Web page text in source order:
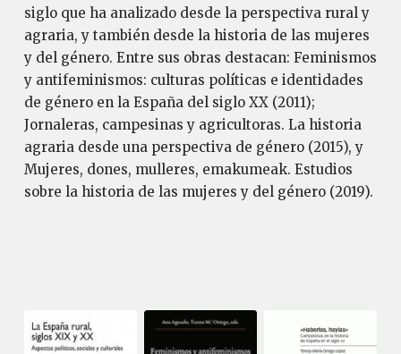
siglo que ha analizado desde la perspectiva rural y
agraria, y también desde la historia de las mujeres
y del género. Entre sus obras destacan: Feminismos
y antifeminismos: culturas políticas e identidades
de género en la España del siglo XX (2011);
Jornaleras, campesinas y agricultoras. La historia
agraria desde una perspectiva de género (2015), y
Mujeres, dones, mulleres, emakumeak. Estudios
sobre la historia de las mujeres y del género (2019).